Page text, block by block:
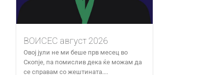
ВОИСЕС август 2026
Овој јули не ми беше прв месец во
Скопје, па помислив дека ќе можам да
се справам со жештината....